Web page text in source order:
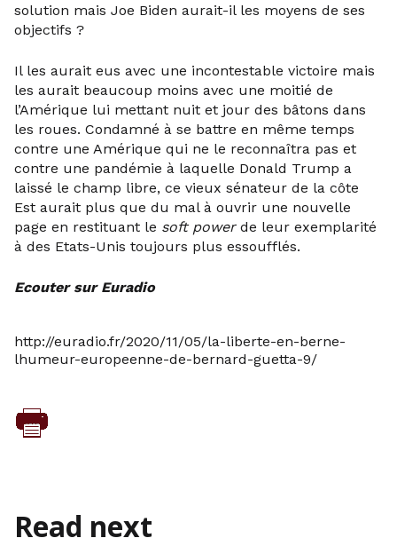
solution mais Joe Biden aurait-il les moyens de ses
objectifs ?
Il les aurait eus avec une incontestable victoire mais
les aurait beaucoup moins avec une moitié de
l’Amérique lui mettant nuit et jour des bâtons dans
les roues. Condamné à se battre en même temps
contre une Amérique qui ne le reconnaîtra pas et
contre une pandémie à laquelle Donald Trump a
laissé le champ libre, ce vieux sénateur de la côte
Est aurait plus que du mal à ouvrir une nouvelle
page en restituant le soft powerde leur exemplarité
à des Etats-Unis toujours plus essoufflés.
Ecouter sur Euradio
http://euradio.fr/2020/11/05/la-liberte-en-berne-
lhumeur-europeenne-de-bernard-guetta-9/
Read next